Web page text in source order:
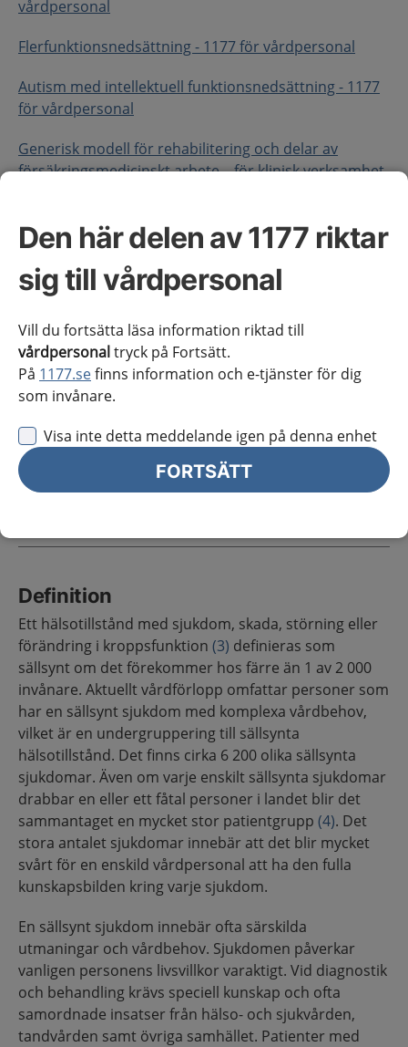
Den här delen av 1177 riktar
sig till vårdpersonal
Vill du fortsätta läsa information riktad till
vårdpersonaltryck på Fortsätt.
På 1177.sefinns information och e-tjänster för dig
som invånare.
Visa inte detta meddelande igen på denna enhet
FORTSÄTT
vårdpersonal
Flerfunktionsnedsättning - 1177 för vårdpersonal
Autism med intellektuell funktionsnedsättning - 1177
för vårdpersonal
Generisk modell för rehabilitering och delar av
försäkringsmedicinskt arbete – för klinisk verksamhet
Bättre hälsa | SKR Palliativ vård - 1177 för
vårdpersonal
Nationellt vårdprogram för Prader-Willis syndrom
Nationellt vårdprogram för 22q11-
deletionssyndromet (pdf) - 1177 för vårdpersonal
levnadsvanor, prevention och behandling (pdf) - 1177
för vårdpersonal
Definition
Ett hälsotillstånd med sjukdom, skada, störning eller
förändring i kroppsfunktion (3) definieras som
sällsynt om det förekommer hos färre än 1 av 2 000
invånare. Aktuellt vårdförlopp omfattar personer som
har en sällsynt sjukdom med komplexa vårdbehov,
vilket är en undergruppering till sällsynta
hälsotillstånd. Det finns cirka 6 200 olika sällsynta
sjukdomar. Även om varje enskilt sällsynta sjukdomar
drabbar en eller ett fåtal personer i landet blir det
sammantaget en mycket stor patientgrupp (4). Det
stora antalet sjukdomar innebär att det blir mycket
svårt för en enskild vårdpersonal att ha den fulla
kunskapsbilden kring varje sjukdom.
En sällsynt sjukdom innebär ofta särskilda
utmaningar och vårdbehov. Sjukdomen påverkar
vanligen personens livsvillkor varaktigt. Vid diagnostik
och behandling krävs speciell kunskap och ofta
samordnade insatser från hälso- och sjukvården,
tandvården samt övriga samhället. Patienter med